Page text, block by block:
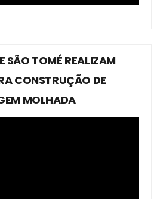
SÃO TOMÉ REALIZAM
CONSTRUÇÃO DE
MOLHADA